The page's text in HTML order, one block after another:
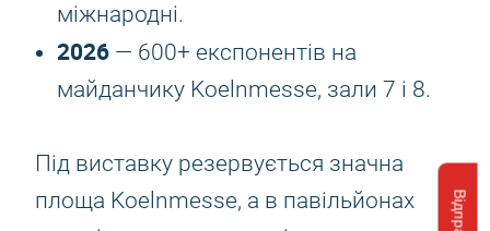
міжнародні.
2026 — 600+ експонентів на
майданчику Koelnmesse, зали 7 і 8.
Під виставку резервується значна
площа Koelnmesse, а в павільйонах